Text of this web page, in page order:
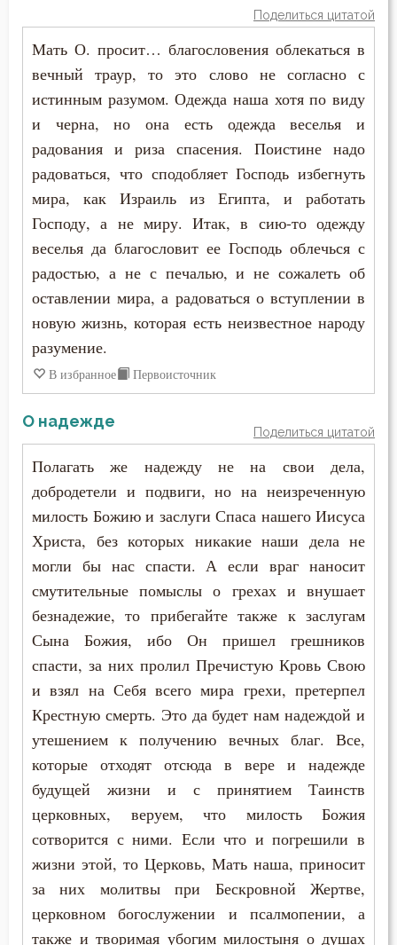
Поделиться цитатой
Мать О. просит… благословения облекаться в
вечный траур, то это слово не согласно с
истинным разумом. Одежда наша хотя по виду
и черна, но она есть одежда веселья и
радования и риза спасения. Поистине надо
радоваться, что сподобляет Господь избегнуть
мира, как Израиль из Египта, и работать
Господу, а не миру. Итак, в сию-то одежду
веселья да благословит ее Господь облечься с
радостью, а не с печалью, и не сожалеть об
оставлении мира, а радоваться о вступлении в
новую жизнь, которая есть неизвестное народу
разумение.
В избранное Первоисточник
О надежде
Поделиться цитатой
Полагать же надежду не на свои дела,
добродетели и подвиги, но на неизреченную
милость Божию и заслуги Спаса нашего Иисуса
Христа, без которых никакие наши дела не
могли бы нас спасти. А если враг наносит
смутительные помыслы о грехах и внушает
безнадежие, то прибегайте также к заслугам
Сына Божия, ибо Он пришел грешников
спасти, за них пролил Пречистую Кровь Свою
и взял на Себя всего мира грехи, претерпел
Крестную смерть. Это да будет нам надеждой и
утешением к получению вечных благ. Все,
которые отходят отсюда в вере и надежде
будущей жизни и с принятием Таинств
церковных, веруем, что милость Божия
сотворится с ними. Если что и погрешили в
жизни этой, то Церковь, Мать наша, приносит
за них молитвы при Бескровной Жертве,
церковном богослужении и псалмопении, а
также и творимая убогим милостыня о душах